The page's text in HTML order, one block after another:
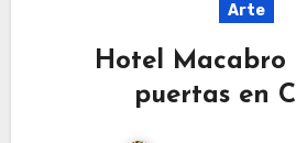
Arte
Hotel Macabro
puertas en